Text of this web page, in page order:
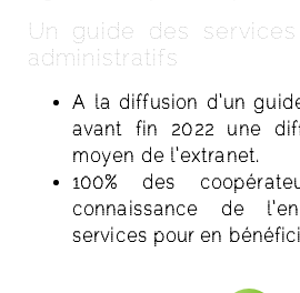
Un guide des
administratifs
A la diffusion d’un
avant fin 2022 une
moyen de l’extranet.
100% des
connaissance de
services pour en